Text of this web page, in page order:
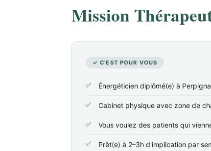
Mission
✓ C'EST POUR VOUS
Énergéticien diplômé(e) à
Cabinet physique avec zone de
Vous voulez des patients qui
Prêt(e) à 2–3h d'implication par